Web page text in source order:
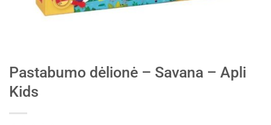
Pastabumo dėlionė – Savana – Apli
Kids